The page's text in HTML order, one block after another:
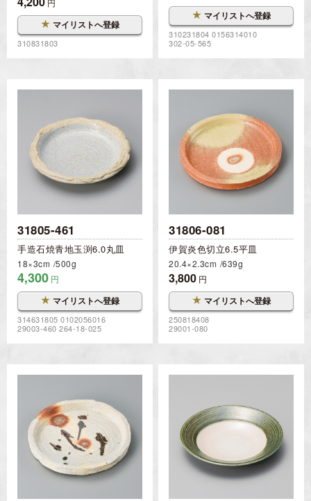
円
★ マイリストへ登録
310831803
★ マイリストへ登録
310231804 0156314010
302-05-565
31805-461
手造石焼青地玉渕6.0丸皿
18×3cm 500g
4,300 円
★ マイリストへ登録
314631805 0102056016
29003-460 264-18-025
31806-081
伊賀炎色切立6.5平皿
20.4×2.3cm 639g
3,800 円
★ マイリストへ登録
250818408
29001-080